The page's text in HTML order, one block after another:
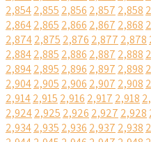
2,8542,855 2,856 2,857 2,858
2,8642,865 2,866 2,867 2,868
2,8742,875 2,876 2,877 2,878
2,8842,885 2,886 2,887 2,888
2,8942,895 2,896 2,897 2,898
2,9042,905 2,906 2,907 2,908
2,9142,915 2,916 2,917 2,918
2,9242,925 2,926 2,927 2,928
2,9342,935 2,936 2,937 2,938